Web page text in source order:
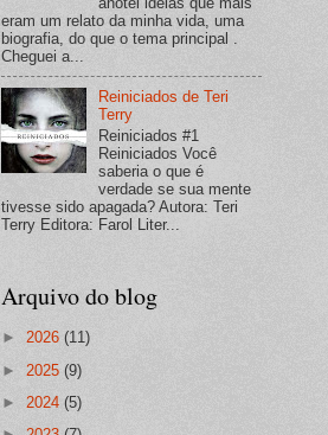
eram um relato da minha vida, uma
biografia, do que o tema principal .
Cheguei a...
Reiniciados de Teri
Terry
Reiniciados #1
Reiniciados Você
saberia o que é
verdade se sua mente
tivesse sido apagada? Autora: Teri
Terry Editora: Farol Liter...
Arquivo do blog
► 2026 (11)
► 2025 (9)
► 2024 (5)